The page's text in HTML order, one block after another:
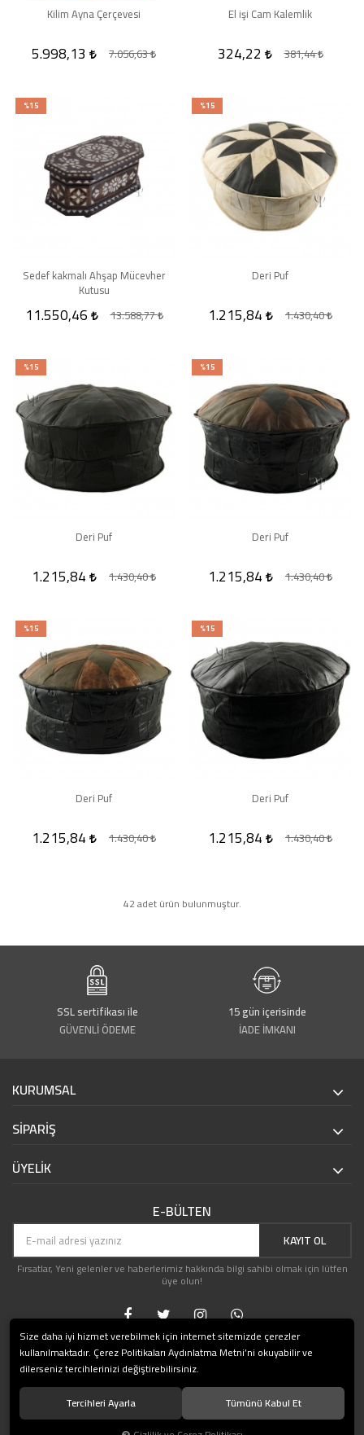
Kilim Ayna Çerçevesi
5.998,13 7.056,63
El işi Cam Kalemlik
324,22 381,44
Sedef kakmalı Ahşap Mücevher
Kutusu
%15
11.550,46 13.588,77
Deri Puf
%15
1.215,84 1.430,40
Deri Puf
%15
1.215,84 1.430,40
Deri Puf
%15
1.215,84 1.430,40
Deri Puf
%15
1.215,84 1.430,40
Deri Puf
%15
1.215,84 1.430,40
42 adet ürün bulunmuştur.
SSL sertifikası ile
GÜVENLİ ÖDEME
15 gün içerisinde
İADE İMKANI
KURUMSAL
SİPARİŞ
ÜYELİK
E-BÜLTEN
KAYIT OL
Fırsatlar, Yeni gelenler ve haberlerimiz hakkında bilgi sahibi olmak için lütfen
üye olun!
© 2019 HediyeShop.com Tüm hakları saklıdır.
Size daha iyi hizmet verebilmek için internet sitemizde çerezler
kullanılmaktadır. Çerez Politikaları Aydınlatma Metni’ni okuyabilir ve
dilerseniz tercihlerinizi değiştirebilirsiniz.
Tercihleri Ayarla
Tümünü Kabul Et